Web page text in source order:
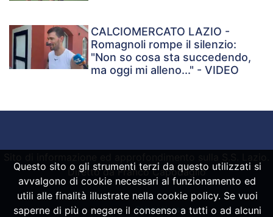
CALCIOMERCATO LAZIO -
Romagnoli rompe il silenzio:
"Non so cosa sta succedendo,
ma oggi mi alleno..." - VIDEO
Diretto da Franco Capodaglio
Powered bySpheraHouse
Questo sito o gli strumenti terzi da questo utilizzati si
avvalgono di cookie necessari al funzionamento ed
utili alle finalità illustrate nella cookie policy. Se vuoi
saperne di più o negare il consenso a tutti o ad alcuni